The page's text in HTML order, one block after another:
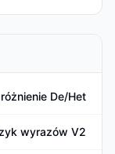
De/Het
wyrazów V2